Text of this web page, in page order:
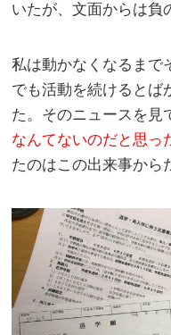
いたが、文面からは負
私は動かなくなるまで
でも活動を続けるとば
た。そのニュースを見
なんてないのだと思っ
たのはこの出来事から